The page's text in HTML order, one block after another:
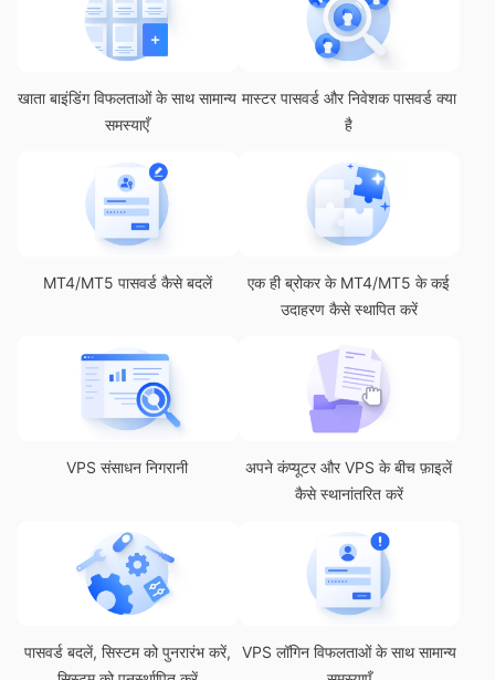
खाता बाइंडिंग विफलताओं के साथ सामान्य
समस्याएँ
मास्टर पासवर्ड और निवेशक पासवर्ड क्या
है
MT4/MT5 पासवर्ड कैसे बदलें
एक ही ब्रोकर के MT4/MT5 के कई
उदाहरण कैसे स्थापित करें
VPS संसाधन निगरानी
अपने कंप्यूटर और VPS के बीच फ़ाइलें
कैसे स्थानांतरित करें
पासवर्ड बदलें, सिस्टम को पुनरारंभ करें,
VPS लॉगिन विफलताओं के साथ सामान्य